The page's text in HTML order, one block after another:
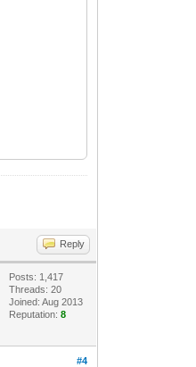
-
api"
for
Reply
Posts: 1,417
Threads: 20
Joined: Aug 2013
Reputation:8
#4